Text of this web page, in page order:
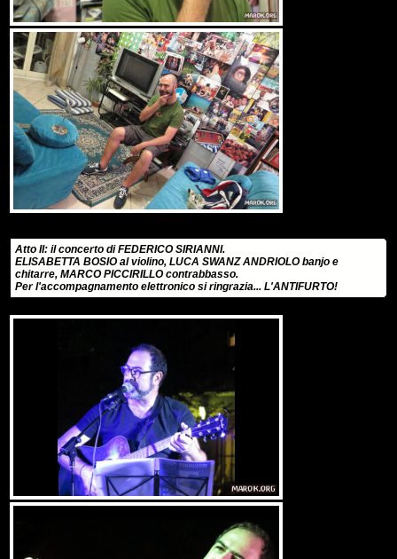
Atto II: il concerto di FEDERICO SIRIANNI.
ELISABETTA BOSIO al violino, LUCA SWANZ ANDRIOLO banjo e
chitarre, MARCO PICCIRILLO contrabbasso.
Per l'accompagnamento elettronico si ringrazia... L'ANTIFURTO!